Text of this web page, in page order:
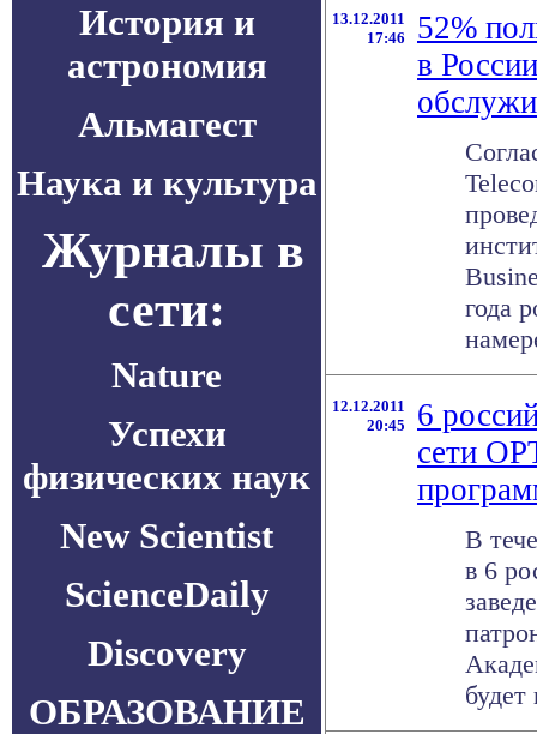
История и
астрономия
Альмагест
Наука и культура
Журналы в
сети:
Nature
Успехи
физических наук
New Scientist
ScienceDaily
Discovery
ОБРАЗОВАНИЕ
13.12.2011
17:46
52%
в
года
12.12.2011
20:45
6
сети
В
в 6